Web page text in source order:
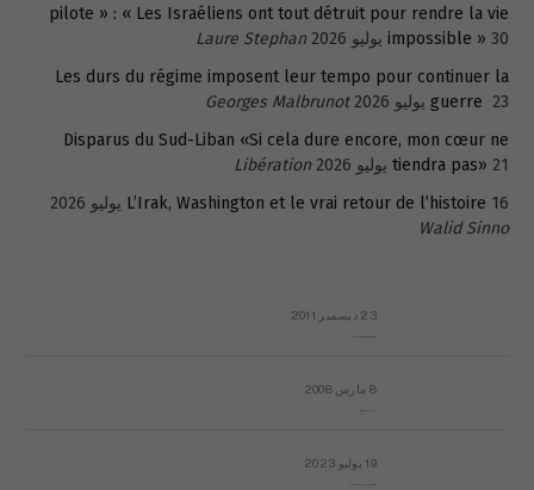
pilote » : « Les Israéliens ont tout détruit pour rendre la vie
impossible » 30 يوليو 2026
Laure Stephan
Les durs du régime imposent leur tempo pour continuer la
guerre 23 يوليو 2026
Georges Malbrunot
Disparus du Sud-Liban «Si cela dure encore, mon cœur ne
tiendra pas» 21 يوليو 2026
Libération
L’Irak, Washington et le vrai retour de l’histoire 16 يوليو 2026
Walid Sinno
23 ديسمبر 2011
8 مارس 2008
19 يوليو 2023